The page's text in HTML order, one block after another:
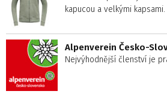
kapucou a velkými kapsami.
Alpenverein Česko-
Nejvýhodnější členství je